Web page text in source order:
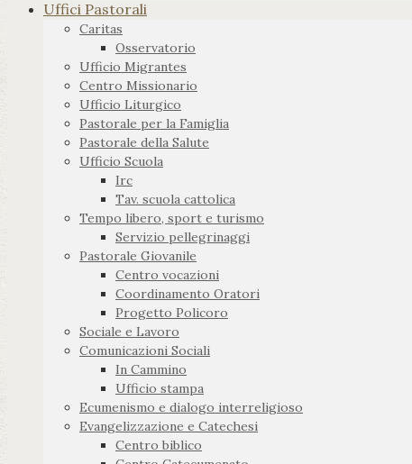
Uffici Pastorali
Caritas
Osservatorio
Ufficio Migrantes
Centro Missionario
Ufficio Liturgico
Pastorale per la Famiglia
Pastorale della Salute
Ufficio Scuola
Irc
Tav. scuola cattolica
Tempo libero, sport e turismo
Servizio pellegrinaggi
Pastorale Giovanile
Centro vocazioni
Coordinamento Oratori
Progetto Policoro
Sociale e Lavoro
Comunicazioni Sociali
In Cammino
Ufficio stampa
Ecumenismo e dialogo interreligioso
Evangelizzazione e Catechesi
Centro biblico